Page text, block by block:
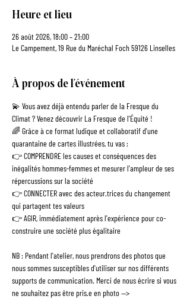
Heure et lieu
26 août 2026, 18:00 – 21:00
Le Campement, 19 Rue du Maréchal Foch 59126 Linselles
À propos de l'événement
💫 Vous avez déjà entendu parler de la Fresque du
Climat ? Venez découvrir La Fresque de l'Équité !
🌈 Grâce à ce format ludique et collaboratif d'une
quarantaine de cartes illustrées, tu vas :
👉 COMPRENDRE les causes et conséquences des
inégalités hommes-femmes et mesurer l'ampleur de ses
répercussions sur la société
👉 CONNECTER avec des acteur.trices du changement
qui partagent tes valeurs
👉 AGIR, immédiatement après l'expérience pour co-
construire une société plus égalitaire
NB : Pendant l'atelier, nous prendrons des photos que
nous sommes susceptibles d'utiliser sur nos différents
supports de communication. Merci de nous écrire si vous
ne souhaitez pas être pris.e en photo -->